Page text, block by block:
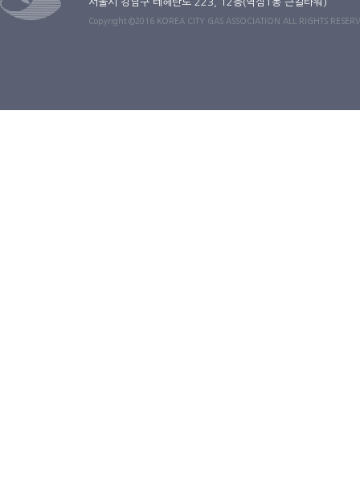
Copyright ©2016 KOREA CITY GAS ASSOCIATION ALL RIGHTS